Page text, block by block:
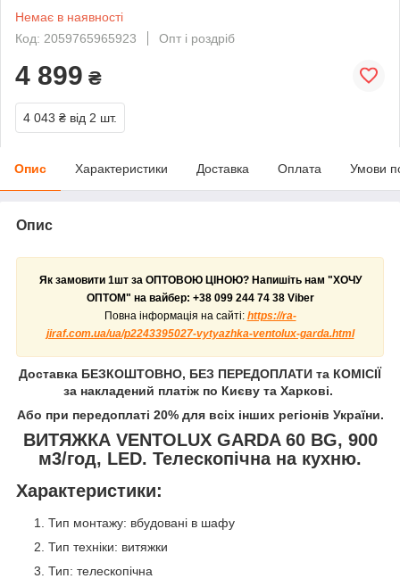
Немає в наявності
Код: 2059765965923
Опт і роздріб
4 899 ₴
4 043 ₴ від 2 шт.
Опис Характеристики Доставка Оплата Умови
Опис
Як замовити 1шт за ОПТОВОЮ ЦІНОЮ? Напишіть нам "ХОЧУ
ОПТОМ" на вайбер: +38 099 244 74 38 Viber
Повна інформація на сайті: https://ra-
jiraf.com.ua/ua/p2243395027-vytyazhka-ventolux-garda.html
Доставка БЕЗКОШТОВНО, БЕЗ ПЕРЕДОПЛАТИ та КОМІСІЇ
за накладений платіж по Києву та Харкові.
Або при передоплаті 20% для всіх інших регіонів України.
ВИТЯЖКА VENTOLUX GARDA 60 BG, 900
м3/год, LED. Телескопічна на кухню.
Характеристики:
Тип монтажу: вбудовані в шафу
Тип техніки: витяжки
Тип: телескопічна